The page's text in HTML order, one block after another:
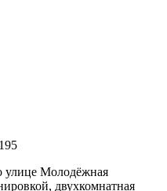
улице Молодёжная
двухкомнатная